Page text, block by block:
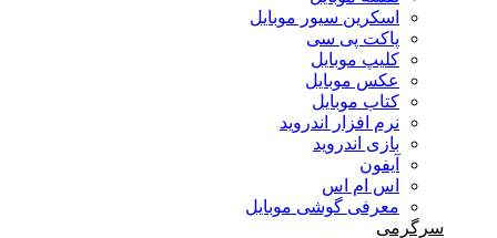
اسکرین سیور موبایل
پاکت پی سی
کلیپ موبایل
عکس موبایل
کتاب موبایل
نرم افزار اندروید
بازی اندروید
آیفون
اس ام اس
معرفی گوشی موبایل
سرگرمی